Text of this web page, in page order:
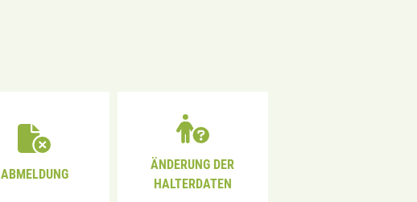
ABMELDUNG
ÄNDERUNG DER
HALTERDATEN